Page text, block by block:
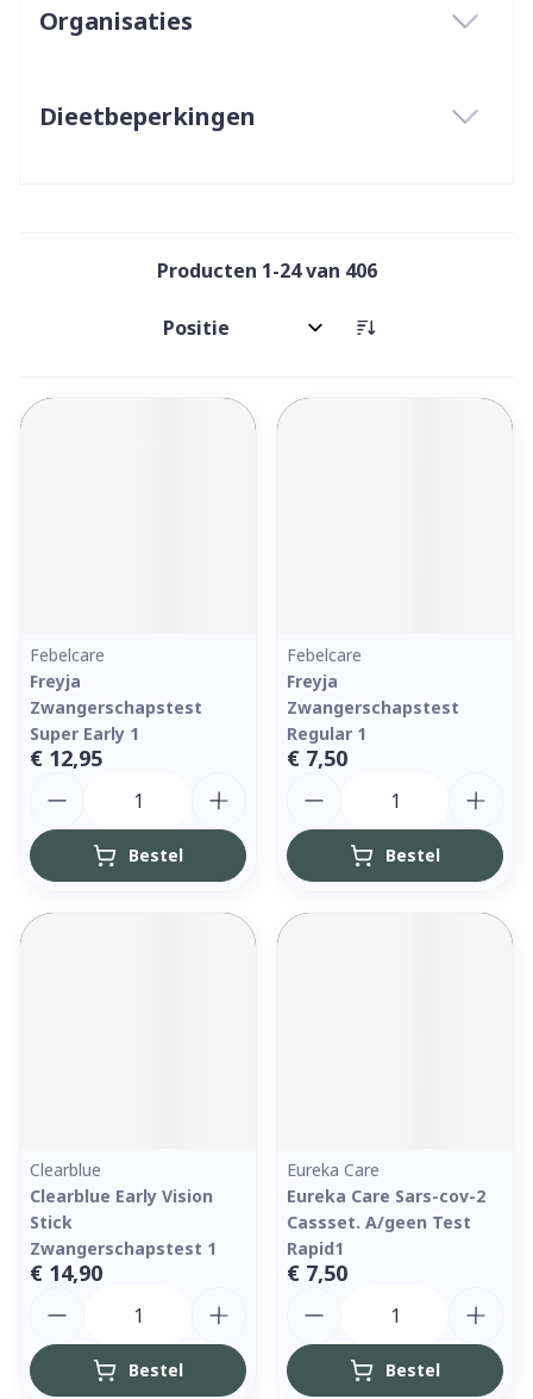
Organisaties
Dieetbeperkingen
Producten 1-24van 406
Sorteer op:
Febelcare
Freyja
Zwangerschapstest
Super Early 1
€ 12,95
Bestel
Febelcare
Freyja
Zwangerschapstest
Regular 1
€ 7,50
Bestel
Clearblue
Clearblue Early Vision
Stick
Zwangerschapstest 1
€ 14,90
Bestel
Eureka Care
Eureka Care Sars-cov-2
Cassset. A/geen Test
Rapid1
€ 7,50
Bestel